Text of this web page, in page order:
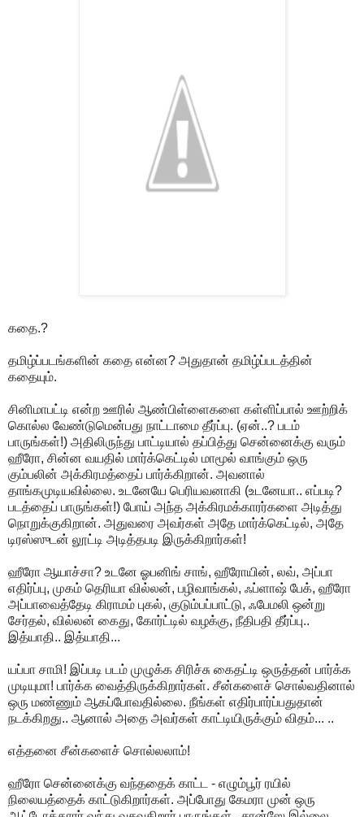
கதை.?
தமிழ்ப்படங்களின் கதை என்ன? அதுதான் தமிழ்ப்படத்தின்
கதையும்.
சினிமாபட்டி என்ற ஊரில் ஆண்பிள்ளைகளை கள்ளிப்பால் ஊற்றிக்
கொல்ல வேண்டுமென்பது நாட்டாமை தீர்ப்பு. (ஏன்..? படம்
பாருங்கள்!) அதிலிருந்து பாட்டியால் தப்பித்து சென்னைக்கு வரும்
ஹீரோ, சின்ன வயதில் மார்க்கெட்டில் மாமூல் வாங்கும் ஒரு
கும்பலின் அக்கிரமத்தைப் பார்க்கிறான். அவனால்
தாங்கமுடியவில்லை. உடனேயே பெரியவனாகி (உடனேயா.. எப்படி?
படத்தைப் பாருங்கள்!) போய் அந்த அக்கிரமக்காரர்களை அடித்து
நொறுக்குகிறான். அதுவரை அவர்கள் அதே மார்க்கெட்டில், அதே
டிரஸ்ஸுடன் லூட்டி அடித்தபடி இருக்கிறார்கள்!
ஹீரோ ஆயாச்சா? உடனே ஓபனிங் சாங், ஹீரோயின், லவ், அப்பா
எதிர்ப்பு, முகம் தெரியா வில்லன், பழிவாங்கல், ஃப்ளாஷ் பேக், ஹீரோ
அப்பாவைத்தேடி கிராமம் புகல், குடும்பப்பாட்டு, ஃபேமலி ஒன்று
சேர்தல், வில்லன் கைது, கோர்ட்டில் வழக்கு, நீதிபதி தீர்ப்பு..
இத்யாதி.. இத்யாதி...
யப்பா சாமி! இப்படி படம் முழுக்க சிரிச்சு கைதட்டி ஒருத்தன் பார்க்க
முடியுமா! பார்க்க வைத்திருக்கிறார்கள். சீன்களைச் சொல்வதினால்
ஒரு மண்ணும் ஆகப்போவதில்லை. நீங்கள் எதிர்பார்ப்பதுதான்
நடக்கிறது.. ஆனால் அதை அவர்கள் காட்டியிருக்கும் விதம்... ..
எத்தனை சீன்களைச் சொல்லலாம்!
ஹீரோ சென்னைக்கு வந்ததைக் காட்ட - எழும்பூர் ரயில்
நிலையத்தைக் காட்டுகிறார்கள். அப்போது கேமரா முன் ஒரு